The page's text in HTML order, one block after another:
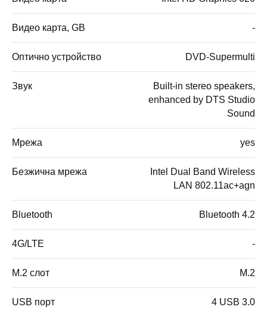
Видео карта, GB -
Оптично устройство DVD-Supermulti
Звук
Built-in stereo speakers,
enhanced by DTS Studio
Sound
Мрежа yes
Безжична мрежа
Intel Dual Band Wireless
LAN 802.11ac+agn
Bluetooth Bluetooth 4.2
4G/LTE -
M.2 слот M.2
USB порт 4 USB 3.0